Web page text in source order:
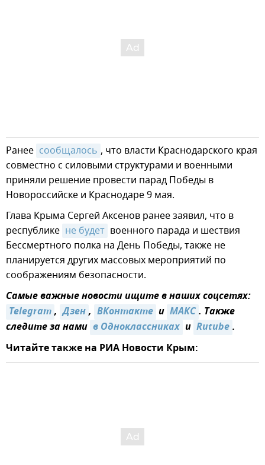
Ранее сообщалось , что власти Краснодарского края
совместно с силовыми структурами и военными
приняли решение провести парад Победы в
Новороссийске и Краснодаре 9 мая.
Глава Крыма Сергей Аксенов ранее заявил, что в
республике не будет военного парада и шествия
Бессмертного полка на День Победы, также не
планируется других массовых мероприятий по
соображениям безопасности.
Самые важные новости ищите в наших соцсетях:
Telegram, Дзен, ВКонтакте и МАКС. Также
следите за нами в Одноклассниках и Rutube.
Читайте также на РИА Новости Крым: